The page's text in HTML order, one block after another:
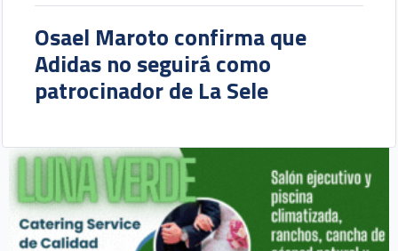
Osael Maroto confirma que
Adidas no seguirá como
patrocinador de La Sele